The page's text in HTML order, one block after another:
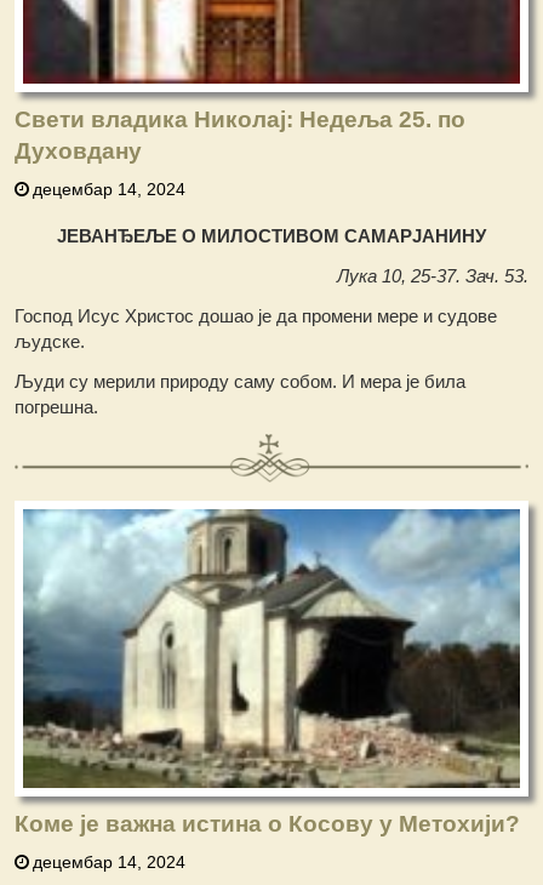
Свети владика Николај: Недеља 25. по
Духовдану
децембар 14, 2024
ЈЕВАНЂЕЉЕ О МИЛОСТИВОМ САМАРЈАНИНУ
Лука 10, 25-37. Зач. 53.
Господ Исус Христос дошао је да промени мере и судове
људске.
Људи су мерили природу саму собом. И мера је била
погрешна.
Коме је важна истина о Косову у Метохији?
децембар 14, 2024